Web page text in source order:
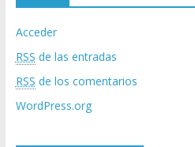
Acceder
RSS de las entradas
RSS de los comentarios
WordPress.org